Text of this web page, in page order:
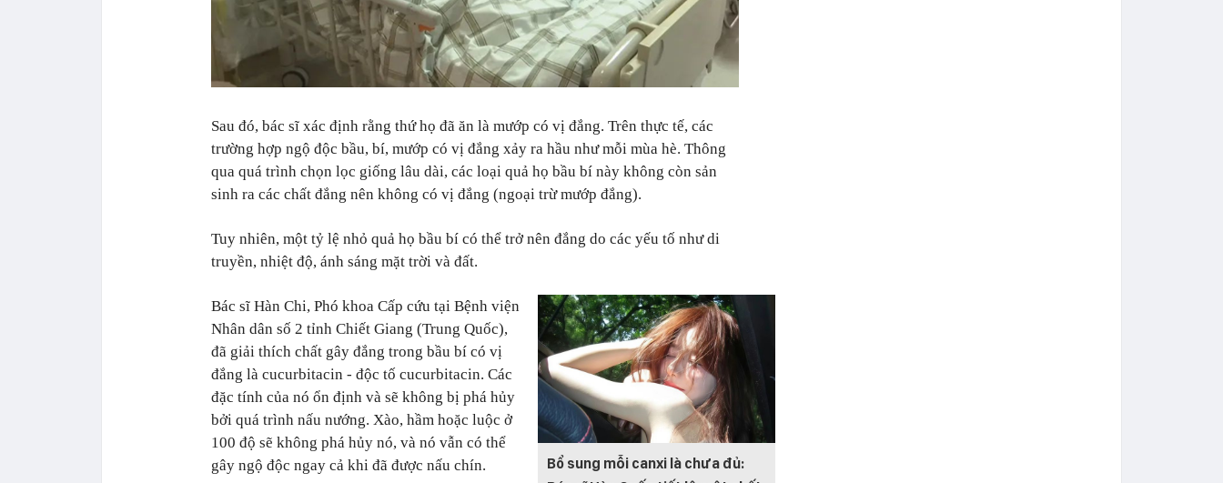
Sau đó, bác sĩ xác định rằng thứ họ đã ăn là mướp có vị đắng. Trên thực tế, các
trường hợp ngộ độc bầu, bí, mướp có vị đắng xảy ra hầu như mỗi mùa hè. Thông
qua quá trình chọn lọc giống lâu dài, các loại quả họ bầu bí này không còn sản
sinh ra các chất đắng nên không có vị đắng (ngoại trừ mướp đắng).
Tuy nhiên, một tỷ lệ nhỏ quả họ bầu bí có thể trở nên đắng do các yếu tố như di
truyền, nhiệt độ, ánh sáng mặt trời và đất.
Bổ sung mỗi canxi là chưa đủ:
Bác sĩ Hàn Chi, Phó khoa Cấp cứu tại Bệnh viện
Nhân dân số 2 tỉnh Chiết Giang (Trung Quốc),
đã giải thích chất gây đắng trong bầu bí có vị
đắng là cucurbitacin - độc tố cucurbitacin. Các
đặc tính của nó ổn định và sẽ không bị phá hủy
bởi quá trình nấu nướng. Xào, hầm hoặc luộc ở
100 độ sẽ không phá hủy nó, và nó vẫn có thể
gây ngộ độc ngay cả khi đã được nấu chín.